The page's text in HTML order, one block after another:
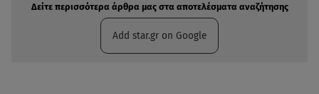
Δείτε περισσότερα άρθρα μας στα αποτελέσματα αναζήτησης
Add star.gr on Google